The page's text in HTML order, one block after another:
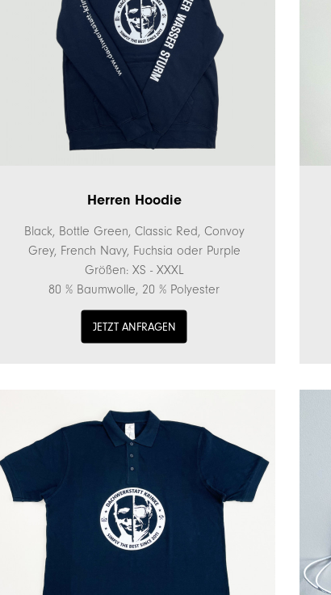
Herren Hoodie
Black, Bottle Green, Classic Red, Convoy
Grey, French Navy, Fuchsia oder Purple
Größen: XS - XXXL
80 % Baumwolle, 20 % Polyester
JETZT ANFRAGEN